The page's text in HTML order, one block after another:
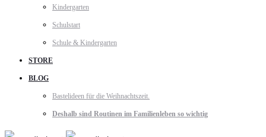
Kindergarten
Schulstart
Schule & Kindergarten
STORE
BLOG
Bastelideen für die Weihnachtszeit.
Deshalb sind Routinen im Familienleben so wichtig